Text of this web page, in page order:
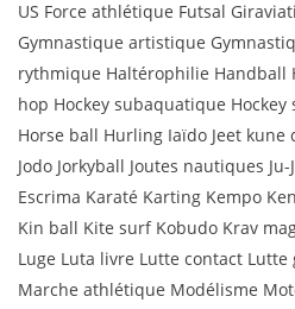
US Force athlétique Futsal
Gymnastique artistique
rythmique Haltérophilie Handball
hop Hockey subaquatique Hockey
Horse ball Hurling Iaïdo Jeet kune
Jodo Jorkyball Joutes nautiques
Escrima Karaté Karting Kempo
Kin ball Kite surf Kobudo Krav
Luge Luta livre Lutte contact
Marche athlétique Modélisme